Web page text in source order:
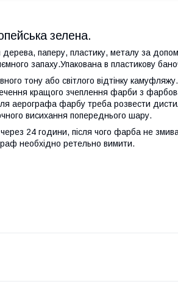
зелена.
паперу, пластику, металу за
запаху.Упакована в пластикову
тону або світлого відтінку
кращого зчеплення фарби з
аерографа фарбу треба розвести
висихання попереднього шару.
24 години, після чого фарба не
необхідно ретельно вимити.